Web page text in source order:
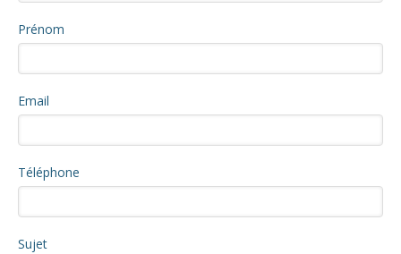
Prénom
Email
Téléphone
Sujet